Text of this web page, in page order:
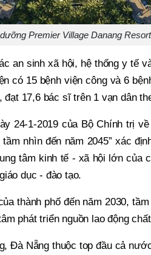
Premier Village Danang
an sinh xã hội, hệ thống y tế
có 15 bệnh viện công và 6
17,6 bác sĩ trên 1 vạn dân
24-1-2019 của Bộ Chính trị
nhìn đến năm 2045” xác
tâm kinh tế - xã hội lớn của
dục - đào tạo.
thành phố đến năm 2030,
phát triển nguồn lao động
Đà Nẵng thuộc top đầu cả